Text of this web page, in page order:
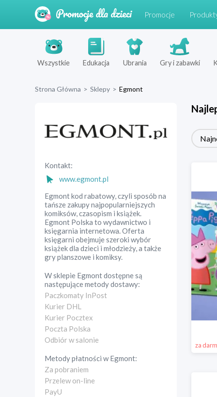
Promocje
Wszystkie Edukacja Ubrania Gry i zabawki
Strona Główna > Sklepy > Egmont
Kontakt:
www.egmont.pl
Egmont kod rabatowy, czyli sposób na
tańsze zakupy najpopularniejszych
komiksów, czasopism i książek.
Egmont Polska to wydawnictwo i
księgarnia internetowa. Oferta
księgarni obejmuje szeroki wybór
książek dla dzieci i młodzieży, a także
gry planszowe i komiksy.
W sklepie Egmontdostępne są
następujące metody dostawy:
Paczkomaty InPost
Kurier DHL
Kurier Pocztex
Poczta Polska
Odbiór w salonie
Metody płatności wEgmont:
Za pobraniem
Przelew on-line
PayU
za